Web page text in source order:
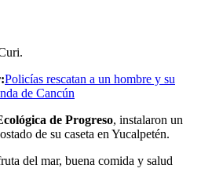
Policías rescatan a un hombre y su
de Cancún
de Progreso, instalaron un
de su caseta en Yucalpetén.
del mar, buena comida y salud